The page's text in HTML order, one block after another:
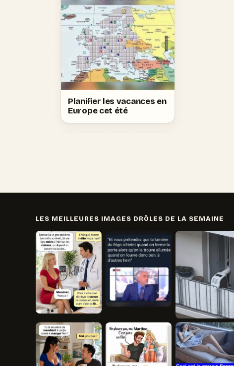
Planifier les vacances en
Europe cet été
LES MEILLEURES IMAGES DRÔLES DE LA SEMAINE